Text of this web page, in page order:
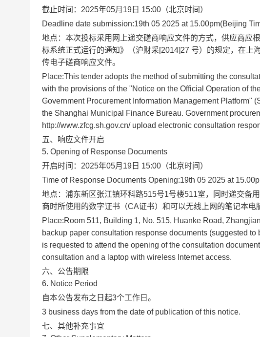
截止时间： 2025年05月19日 15:00 （北京时间）
Deadline date submission:19th 05 2025 at 15.00pm(Beijing
地点： 本次投标采用网上递交磋商响应文件的方式，供应商应
标系统正式运行的通知》（沪财采[2014]27 号）的规定，在上
传电子磋商响应文件。
Place:This tender adopts the method of submitting the
with the provisions of the "Notice on the Official Operation of
Government Procurement Information Management Platform"
the Shanghai Municipal Finance Bureau. Government
http://www.zfcg.sh.gov.cn/ upload electronic consultation
五、响应文件开启
5. Opening of Response Documents
开启时间： 2025年05月19日 15:00 （北京时间）
Time of Response Documents Opening:19th 05 2025 at
地点： 浦东新区张江镇环科路515号1号楼511室，同时递交备
商时所使用的数字证书（CA证书）和可以无线上网的笔记本电
Place:Room 511, Building 1, No. 515, Huanke Road,
backup paper consultation response documents (suggested
is requested to attend the opening of the consultation
consultation and a laptop with wireless Internet access.
六、公告期限
6. Notice Period
自本公告发布之日起3个工作日。
3 business days from the date of publication of this notice.
七、其他补充事宜